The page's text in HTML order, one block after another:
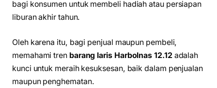
bagi konsumen untuk membeli hadiah atau persiapan
liburan akhir tahun.
Oleh karena itu, bagi penjual maupun pembeli,
memahami tren barang laris Harbolnas 12.12adalah
kunci untuk meraih kesuksesan, baik dalam penjualan
maupun penghematan.